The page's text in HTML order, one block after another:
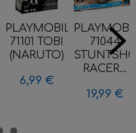
PLAYMOBIL
71101 TOBI
(NARUTO)
6,99 €
71044
RACER...
19,99 €